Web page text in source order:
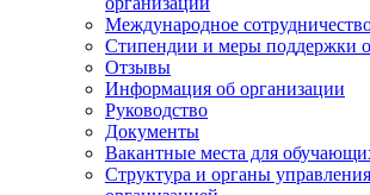
Международное
Стипендии и меры поддержки
Отзывы
Информация об организации
Руководство
Документы
Вакантные места для
Структура и органы